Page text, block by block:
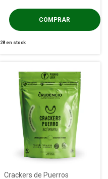
28 en stock
Crackers de Puerros